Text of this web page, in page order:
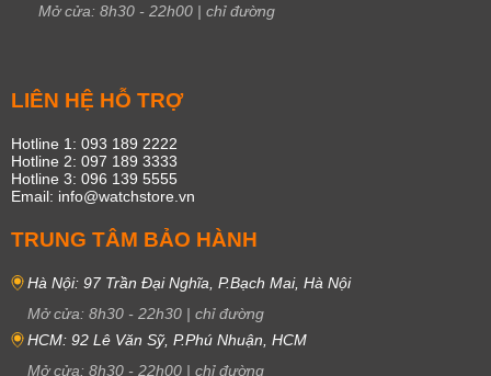
Mở cửa: 8h30 - 22h00 | chỉ đường
LIÊN HỆ HỖ TRỢ
Hotline 1: 093 189 2222
Hotline 2: 097 189 3333
Hotline 3: 096 139 5555
Email: info@watchstore.vn
TRUNG TÂM BẢO HÀNH
Hà Nội: 97 Trần Đại Nghĩa, P.Bạch Mai, Hà Nội
Mở cửa: 8h30 - 22h30 | chỉ đường
HCM: 92 Lê Văn Sỹ, P.Phú Nhuận, HCM
Mở cửa: 8h30 - 22h00 | chỉ đường